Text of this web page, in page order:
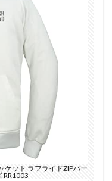
ケット ラフライドZIPパー
RR1003